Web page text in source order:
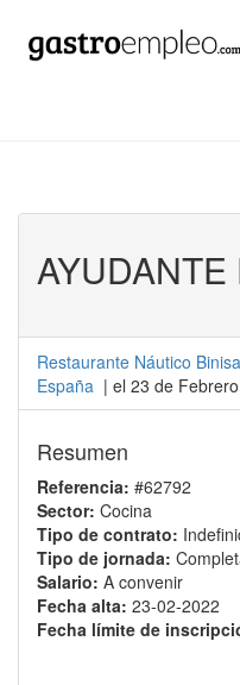
Restaurante Náutico
España | el 23 de
Resumen
Referencia: #62792
Sector: Cocina
Tipo de contrato:
Tipo de jornada:
Salario: A convenir
Fecha alta: 23-02-2022
Fecha límite de